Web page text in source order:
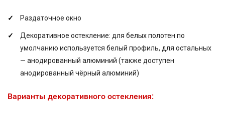
Раздаточное окно
Декоративное остекление: для белых полотен по
умолчанию используется белый профиль, для остальных
— анодированный алюминий (также доступен
анодированный чёрный алюминий)
Варианты декоративного остекления: